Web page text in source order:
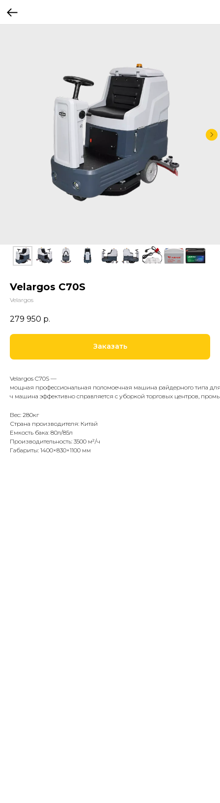
Velargos C70S
Velargos
279 950 р.
Заказать
Velargos C70S —
мощная профессиональная поломоечная машина райдерного типа
ч машина эффективно справляется с уборкой торговых центров,
Вес: 280кг
Страна производителя: Китай
Емкость бака: 80л/85л
Производительность: 3500 м²/ч
Габариты: 1400×830×1100 мм